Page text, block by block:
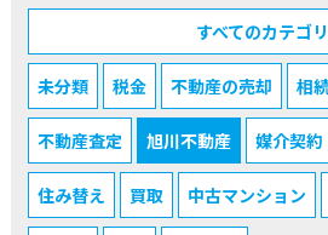
すべてのカテゴ
未分類 税金 不動産の売却 相
不動産査定 旭川不動産 媒介契約
住み替え 買取 中古マンション